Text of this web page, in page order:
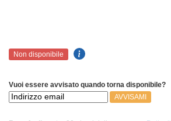
Non disponibile
Vuoi essere avvisato quando torna disponibile?
AVVISAMI